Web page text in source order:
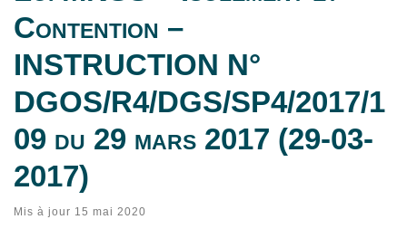
Contention –
INSTRUCTION N°
DGOS/R4/DGS/SP4/2017/1
09 du 29 mars 2017 (29-03-
2017)
Mis à jour 15 mai 2020